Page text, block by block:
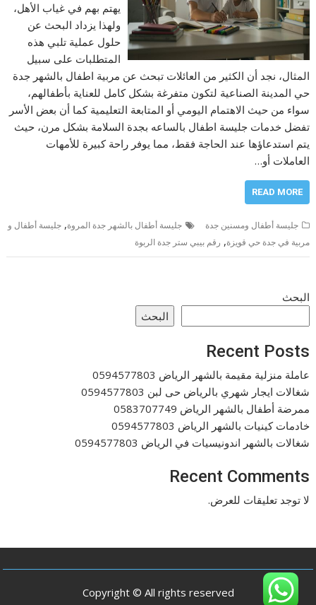
يهتم بهم في غياب الأهل،
ولهذا يزداد البحث عن
حلول عملية تلبي هذه
المتطلبات على سبيل
المثال، نجد أن الكثير من العائلات تبحث عن مربية اطفال بالشهر جدة
حي المدينة الصناعية لتكون متفرغة بشكل كامل للعناية بأطفالهم،
سواء من حيث الاهتمام اليومي أو المتابعة التعليمية كما أن بعض الأسر
تفضل خدمات جليسة اطفال بالساعه بجدة السلامة بشكل مرن، حيث
يتم استدعاؤها عند الحاجة فقط، مما يوفر راحة كبيرة للأمهات
العاملات أو…
READ MORE
جليسة أطفال ومسنين جدة جليسة أطفال بالشهر جدة المروة,جليسة أطفال و
مربية في جدة حي قويزة, رقم بيبي ستر جدة الربوة
البحث
البحث
Recent Posts
عاملة منزلية مقيمة بالشهر الرياض 0594577803
شغالات ايجار شهري بالرياض حى لبن 0594577803
ممرضة أطفال بالشهر الرياض 0583707749
خادمات كينيات بالشهر الرياض 0594577803
شغالات بالشهر اندونيسيات في الرياض 0594577803
Recent Comments
لا توجد تعليقات للعرض.
Copyright © All rights reserved